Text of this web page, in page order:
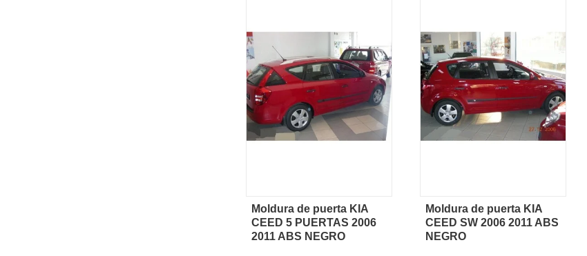
Vista rápida
Moldura de puerta KIA
CEED 5 PUERTAS 2006
2011 ABS NEGRO
Vista rápida
Moldura de puerta KIA
CEED SW 2006 2011 ABS
NEGRO